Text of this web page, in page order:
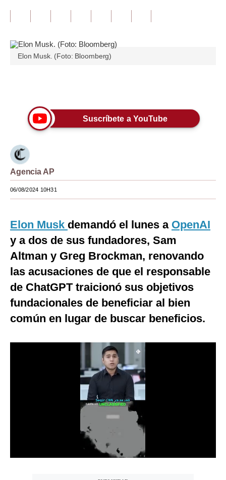
Opinión
Blogs
Lujo
Viajes
Mundo
EEUU
México
España
Internacional
Gestión TV
Elon Musk. (Foto: Bloomberg)
Suscríbete a YouTube
Agencia AP
06/08/2024 10H31
Elon Musk demandó el lunes a OpenAI
y a dos de sus fundadores, Sam
Altman y Greg Brockman, renovando
las acusaciones de que el responsable
de ChatGPT traicionó sus objetivos
fundacionales de beneficiar al bien
común en lugar de buscar beneficios.